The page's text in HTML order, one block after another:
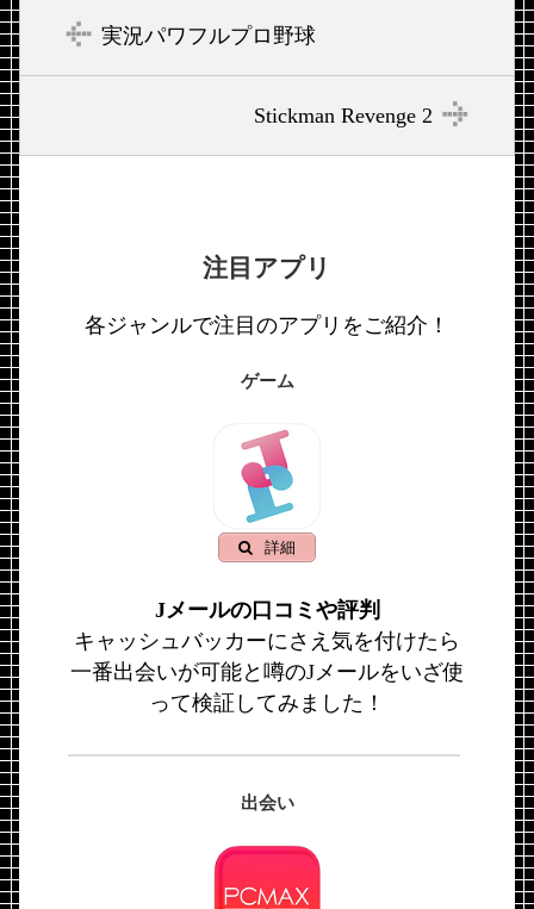
実況パワフルプロ野球
Stickman Revenge 2
注目アプリ
各ジャンルで注目のアプリをご紹介！
ゲーム
詳細
Jメールの口コミや評判
キャッシュバッカーにさえ気を付けたら
一番出会いが可能と噂のJメールをいざ使
って検証してみました！
出会い